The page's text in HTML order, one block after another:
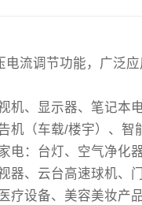
流调节功能，广泛应
机、显示器、笔记本
机（车载/楼宇）、
电‌：台灯、空气净化
器、云台高速球机、
疗设备、美容美妆产